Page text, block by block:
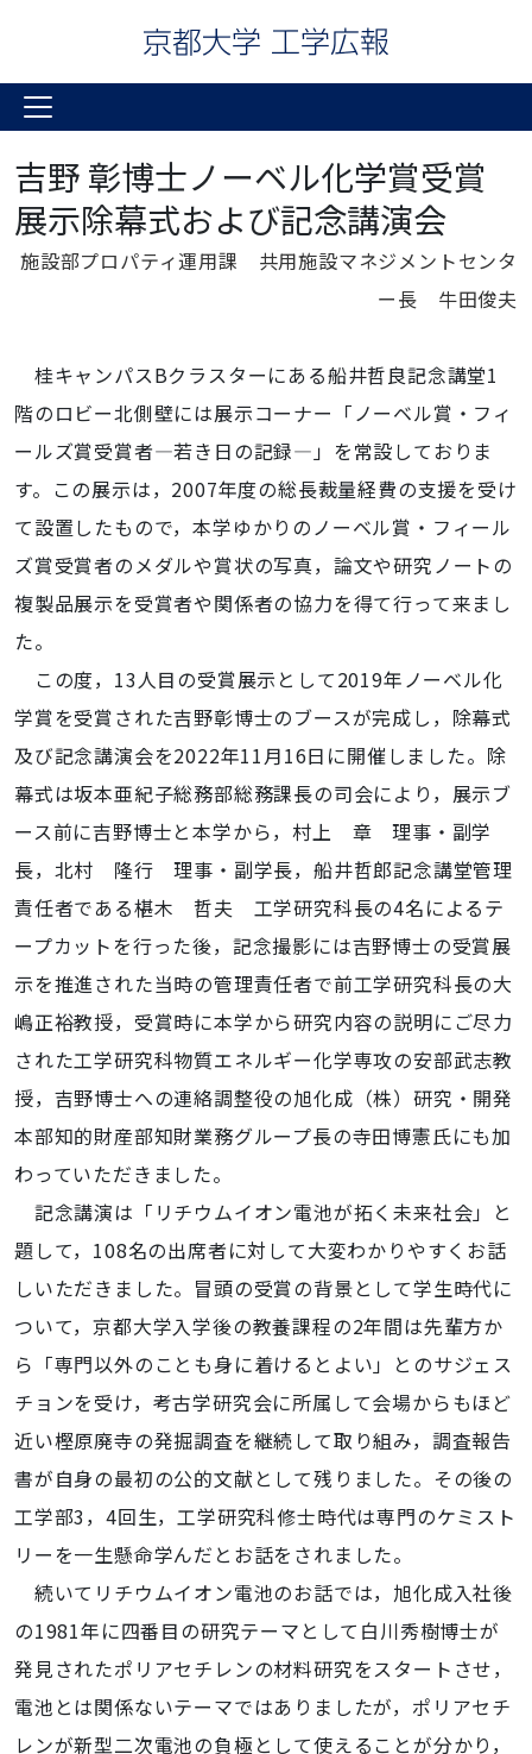
吉野 彰博士ノーベル化学賞受賞
展示除幕式および記念講演会
施設部プロパティ運用課 共用施設マネジメントセンタ
ー長 牛田俊夫
桂キャンパスBクラスターにある船井哲良記念講堂1
階のロビー北側壁には展示コーナー「ノーベル賞・フィ
ールズ賞受賞者―若き日の記録―」を常設しておりま
す。この展示は，2007年度の総長裁量経費の支援を受け
て設置したもので，本学ゆかりのノーベル賞・フィール
ズ賞受賞者のメダルや賞状の写真，論文や研究ノートの
複製品展示を受賞者や関係者の協力を得て行って来まし
た。
この度，13人目の受賞展示として2019年ノーベル化
学賞を受賞された吉野彰博士のブースが完成し，除幕式
及び記念講演会を2022年11月16日に開催しました。除
幕式は坂本亜紀子総務部総務課長の司会により，展示ブ
ース前に吉野博士と本学から，村上 章 理事・副学
長，北村 隆行 理事・副学長，船井哲郎記念講堂管理
責任者である椹木 哲夫 工学研究科長の4名によるテ
ープカットを行った後，記念撮影には吉野博士の受賞展
示を推進された当時の管理責任者で前工学研究科長の大
嶋正裕教授，受賞時に本学から研究内容の説明にご尽力
された工学研究科物質エネルギー化学専攻の安部武志教
授，吉野博士への連絡調整役の旭化成（株）研究・開発
本部知的財産部知財業務グループ長の寺田博憲氏にも加
わっていただきました。
記念講演は「リチウムイオン電池が拓く未来社会」と
題して，108名の出席者に対して大変わかりやすくお話
しいただきました。冒頭の受賞の背景として学生時代に
ついて，京都大学入学後の教養課程の2年間は先輩方か
ら「専門以外のことも身に着けるとよい」とのサジェス
チョンを受け，考古学研究会に所属して会場からもほど
近い樫原廃寺の発掘調査を継続して取り組み，調査報告
書が自身の最初の公的文献として残りました。その後の
工学部3，4回生，工学研究科修士時代は専門のケミスト
リーを一生懸命学んだとお話をされました。
続いてリチウムイオン電池のお話では，旭化成入社後
の1981年に四番目の研究テーマとして白川秀樹博士が
発見されたポリアセチレンの材料研究をスタートさせ，
電池とは関係ないテーマではありましたが，ポリアセチ
レンが新型二次電池の負極として使えることが分かり，